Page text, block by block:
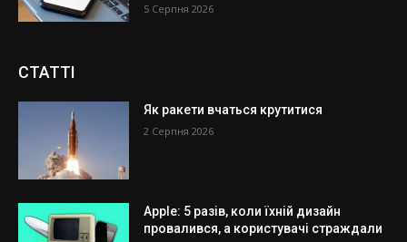
5 Серпня 2026
СТАТТІ
Як ракети вчаться крутитися
2 Серпня 2026
Apple: 5 разів, коли їхній дизайн
провалився, а користувачі страждали